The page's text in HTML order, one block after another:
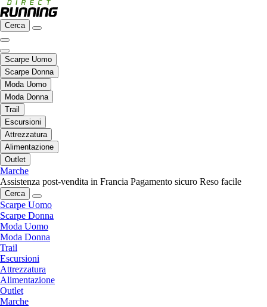
Cerca
Scarpe Uomo
Scarpe Donna
Moda Uomo
Moda Donna
Trail
Escursioni
Attrezzatura
Alimentazione
Outlet
Marche
Assistenza post-vendita in Francia Pagamento sicuro Reso facile
Cerca
Scarpe Uomo
Scarpe Donna
Moda Uomo
Moda Donna
Trail
Escursioni
Attrezzatura
Alimentazione
Outlet
Marche